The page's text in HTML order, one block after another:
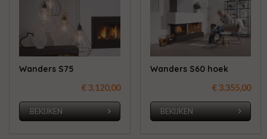
Wanders S75
€ 3.120,00
BEKIJKEN
Wanders S60 hoek
€ 3.355,00
BEKIJKEN